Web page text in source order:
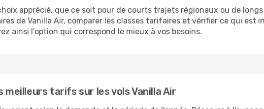
apprécié, que ce soit pour de courts trajets régionaux ou de
de Vanilla Air, comparer les classes tarifaires et vérifier ce qui est
ainsi l'option qui correspond le mieux à vos besoins.
meilleurs tarifs sur les vols Vanilla Air